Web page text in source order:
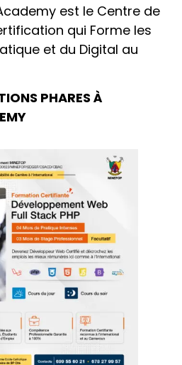
est le Centre de
qui Forme les
et du Digital au
PHARES À